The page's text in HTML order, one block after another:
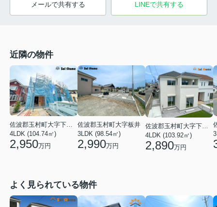
メールで共有する LINEで共有する
近隣の物件
佐波郡玉村町大字下新田
4LDK (104.74㎡)
2,950万円
佐波郡玉村町大字板井
3LDK (98.54㎡)
2,990万円
4LDK (103.92㎡)
2,890万円
よく見られている物件